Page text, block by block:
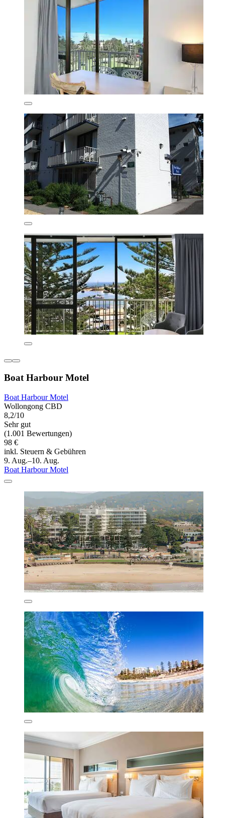
Boat Harbour Motel
Boat Harbour Motel
Wollongong CBD
8,2/10
Sehr gut
(1.001 Bewertungen)
98 €
inkl. Steuern & Gebühren
9. Aug.–10. Aug.
Boat Harbour Motel